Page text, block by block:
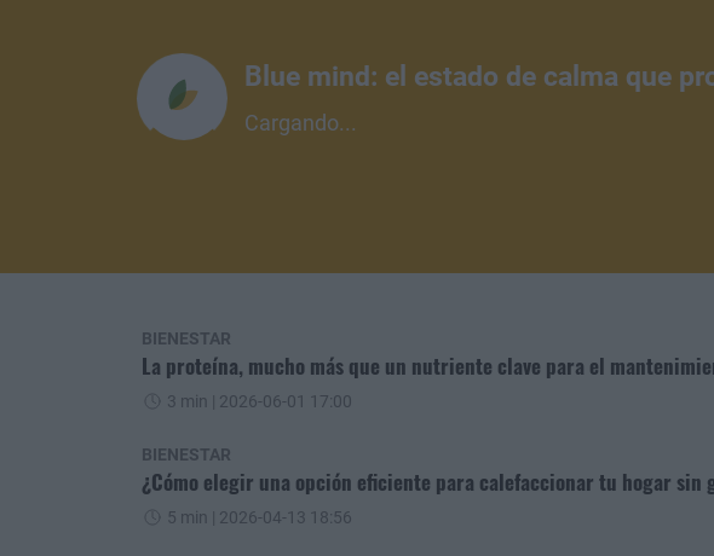
Blue mind: el estado de calma que
Cargando...
BIENESTAR
La proteína, mucho más que un nutriente clave para el
3 min | 2026-06-01 17:00
BIENESTAR
¿Cómo elegir una opción eficiente para calefaccionar tu hogar sin
5 min | 2026-04-13 18:56